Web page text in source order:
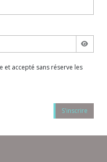
et accepté sans réserve les
S'inscrire